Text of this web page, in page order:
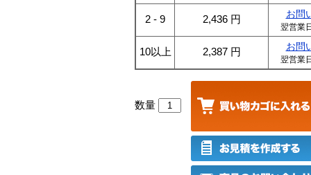
2 - 9 2,436 円 お問
翌営業
10以上 2,387 円 お問
翌営業
数量